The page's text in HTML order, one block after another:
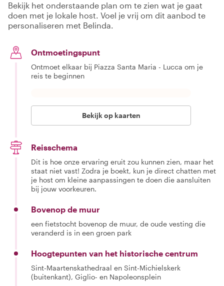
Bekijk het onderstaande plan om te zien wat je gaat
doen met je lokale host. Voel je vrij om dit aanbod te
personaliseren met Belinda.
Ontmoetingspunt
Ontmoet elkaar bij Piazza Santa Maria - Lucca om je
reis te beginnen
Bekijk op kaarten
Reisschema
Dit is hoe onze ervaring eruit zou kunnen zien, maar het
staat niet vast! Zodra je boekt, kun je direct chatten met
je host om kleine aanpassingen te doen die aansluiten
bij jouw voorkeuren.
Bovenop de muur
een fietstocht bovenop de muur, de oude vesting die
veranderd is in een groen park
Hoogtepunten van het historische centrum
Sint-Maartenskathedraal en Sint-Michielskerk
(buitenkant), Giglio- en Napoleonsplein